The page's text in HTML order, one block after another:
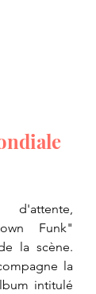
d'attente,
Funk"
la scène.
la
intitulé